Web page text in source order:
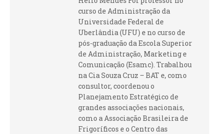
curso de Administração da
Universidade Federal de
Uberlândia (UFU) e no curso de
pós-graduação da Escola Superior
de Administração, Marketing e
Comunicação (Esamc). Trabalhou
na Cia Souza Cruz – BAT e, como
consultor, coordenou o
Planejamento Estratégico de
grandes associações nacionais,
como a Associação Brasileira de
Frigoríficos e o Centro das